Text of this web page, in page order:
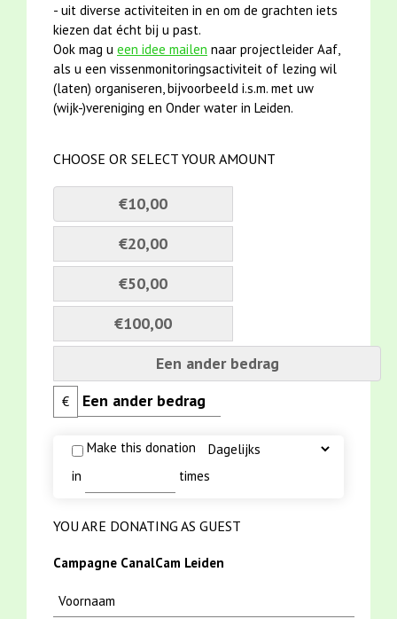
- uit diverse activiteiten in en om de grachten iets
kiezen dat écht bij u past.
Ook mag u een idee mailen naar projectleider Aaf,
als u een vissenmonitoringsactiviteit of lezing wil
(laten) organiseren, bijvoorbeeld i.s.m. met uw
(wijk-)vereniging en Onder water in Leiden.
CHOOSE OR SELECT YOUR AMOUNT
€10,00
€20,00
€50,00
€100,00
Een ander bedrag
€
Make this donation
in
times
YOU ARE DONATING AS GUEST
Campagne CanalCam Leiden